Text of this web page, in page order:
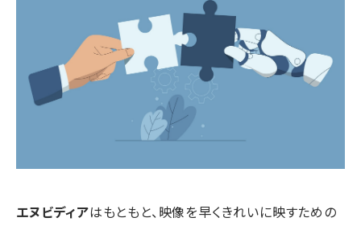
エヌビディアはもともと、映像を早くきれいに映すための